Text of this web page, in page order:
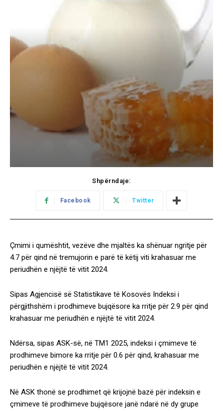
Shpërndaje:
Facebook Twitter
Çmimi i qumështit, vezëve dhe mjaltës ka shënuar ngritje për
4.7 për qind në tremujorin e parë të këtij viti krahasuar me
periudhën e njëjtë të vitit 2024.
Sipas Agjencisë së Statistikave të Kosovës Indeksi i
përgjithshëm i prodhimeve bujqësore ka rritje për 2.9 për qind
krahasuar me periudhën e njëjtë të vitit 2024.
Ndërsa, sipas ASK-së, në TM1 2025, indeksi i çmimeve të
prodhimeve bimore ka rritje për 0.6 për qind, krahasuar me
periudhën e njëjtë të vitit 2024.
Në ASK thonë se prodhimet që krijojnë bazë për indeksin e
çmimeve të prodhimeve bujqësore janë ndarë në dy grupe